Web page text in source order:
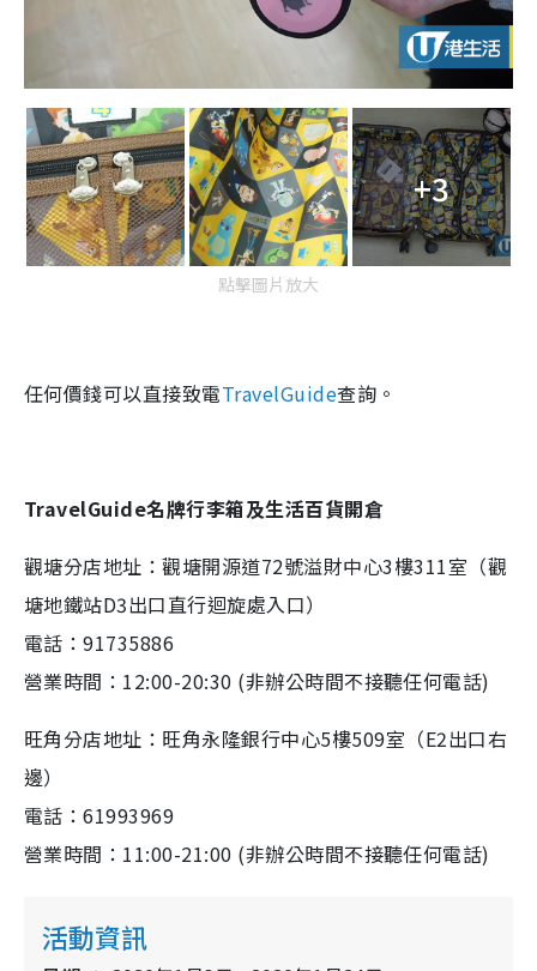
+3
點擊圖片放大
任何價錢可以直接致電TravelGuide查詢 。
TravelGuide名牌行李箱及生活百貨開倉
觀塘分店地址：觀塘開源道72號溢財中心3樓311室（觀
塘地鐵站D3出口直行迴旋處入口）
電話：91735886
營業時間： 12:00-20:30 (非辦公時間不接聽任何電話)
旺角分店地址：旺角永隆銀行中心5樓509室（E2出口右
邊）
電話：61993969
營業時間： 11:00-21:00 (非辦公時間不接聽任何電話)
活動資訊